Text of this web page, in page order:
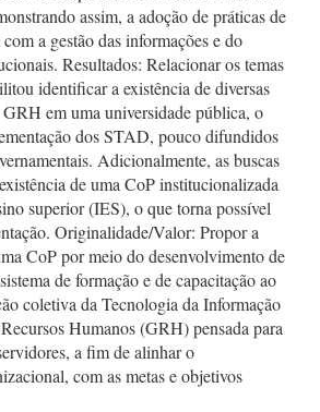
assim, a adoção de práticas de
a gestão das informações e do
Resultados: Relacionar os temas
identificar a existência de diversas
em uma universidade pública, o
dos STAD, pouco difundidos
Adicionalmente, as buscas
de uma CoP institucionalizada
superior (IES), o que torna possível
Originalidade/Valor: Propor a
CoP por meio do desenvolvimento de
de formação e de capacitação ao
coletiva da Tecnologia da Informação
Humanos (GRH) pensada para
a fim de alinhar o
com as metas e objetivos